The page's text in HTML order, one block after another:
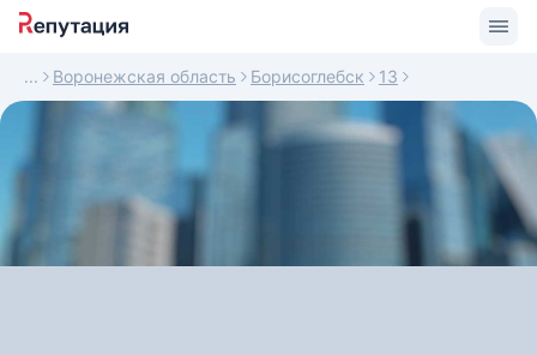
Воронежская область Борисоглебск 13